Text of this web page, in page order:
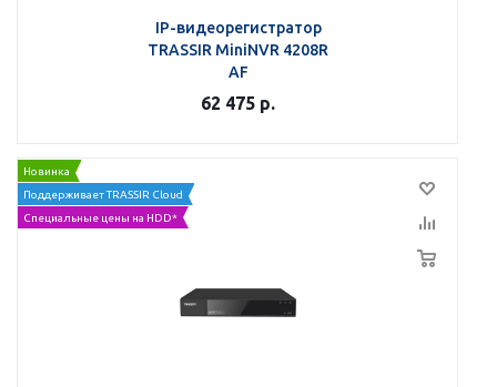
IP-видеорегистратор
TRASSIR MiniNVR 4208R
AF
62 475 р.
Новинка
Поддерживает TRASSIR Cloud
Специальные цены на HDD*